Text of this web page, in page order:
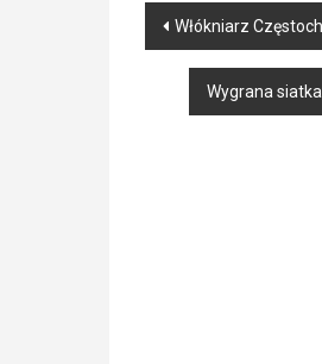
Post
navigation
Włókniarz
Wygrana